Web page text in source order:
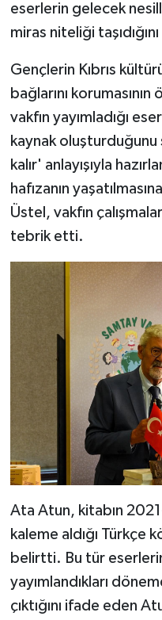
eserlerin gelecek
miras niteliği
Gençlerin Kıbrıs
bağlarını
vakfın yayımladığı
kaynak
kalır' anlayışıyla
hafızanın
Üstel, vakfın
tebrik etti.
Ata Atun, kitabın
kaleme aldığı Türkçe
belirtti. Bu tür
yayımlandıkları
çıktığını ifade eden